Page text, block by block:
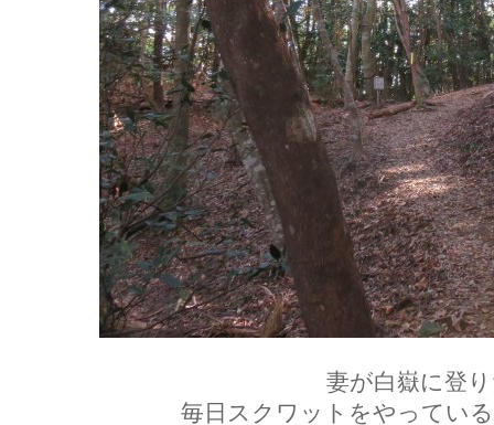
妻が白嶽に登
毎日スクワットをやってい